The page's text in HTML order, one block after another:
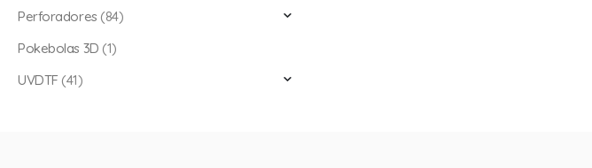
Perforadores (84)
Pokebolas 3D (1)
UVDTF (41)